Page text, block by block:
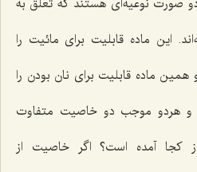
این ماده قابلیت برای مائیت را
ماده قابلیت برای نان بودن را
و هردو موجب دو خاصیت متفاوت
آمده است؟ اگر خاصیت از